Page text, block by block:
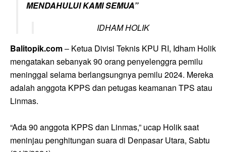
MENDAHULUI KAMI SEMUA”
IDHAM HOLIK
Balitopik.com– Ketua Divisi Teknis KPU RI, Idham Holik
mengatakan sebanyak 90 orang penyelenggra pemilu
meninggal selama berlangsungnya pemilu 2024. Mereka
adalah anggota KPPS dan petugas keamanan TPS atau
Linmas.
“Ada 90 anggota KPPS dan Linmas,” ucap Holik saat
meninjau penghitungan suara di Denpasar Utara, Sabtu